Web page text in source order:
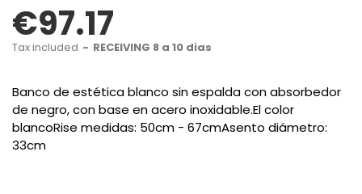
€97.17
Tax included RECEIVING 8 a 10 dias
Banco de estética blanco sin espalda con absorbedor
de negro, con base en acero inoxidable.El color
blancoRise medidas: 50cm - 67cmAsento diámetro:
33cm